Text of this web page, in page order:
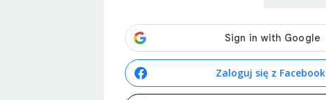
Zaloguj się z Facebook